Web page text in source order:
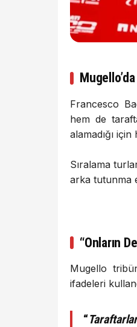
Francesco
hem de
alamadığı için
Sıralama
arka tutunma
“Onların
Mugello
ifadeleri
“